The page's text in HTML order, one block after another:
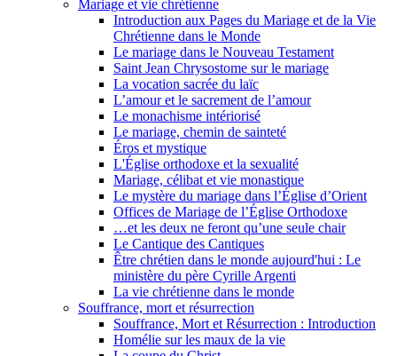
Mariage et vie chrétienne
Introduction aux Pages du Mariage et de la Vie
Chrétienne dans le Monde
Le mariage dans le Nouveau Testament
Saint Jean Chrysostome sur le mariage
La vocation sacrée du laïc
L’amour et le sacrement de l’amour
Le monachisme intériorisé
Le mariage, chemin de sainteté
Éros et mystique
L'Église orthodoxe et la sexualité
Mariage, célibat et vie monastique
Le mystère du mariage dans l’Église d’Orient
Offices de Mariage de l’Église Orthodoxe
…et les deux ne feront qu’une seule chair
Le Cantique des Cantiques
Être chrétien dans le monde aujourd'hui : Le
ministère du père Cyrille Argenti
La vie chrétienne dans le monde
Souffrance, mort et résurrection
Souffrance, Mort et Résurrection : Introduction
Homélie sur les maux de la vie